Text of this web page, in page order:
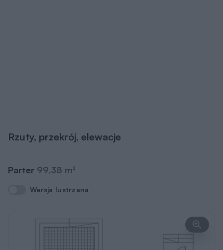
Rzuty, przekrój, elewacje
Parter 99,38 m2
Wersja lustrzana
Wersja lustrzana